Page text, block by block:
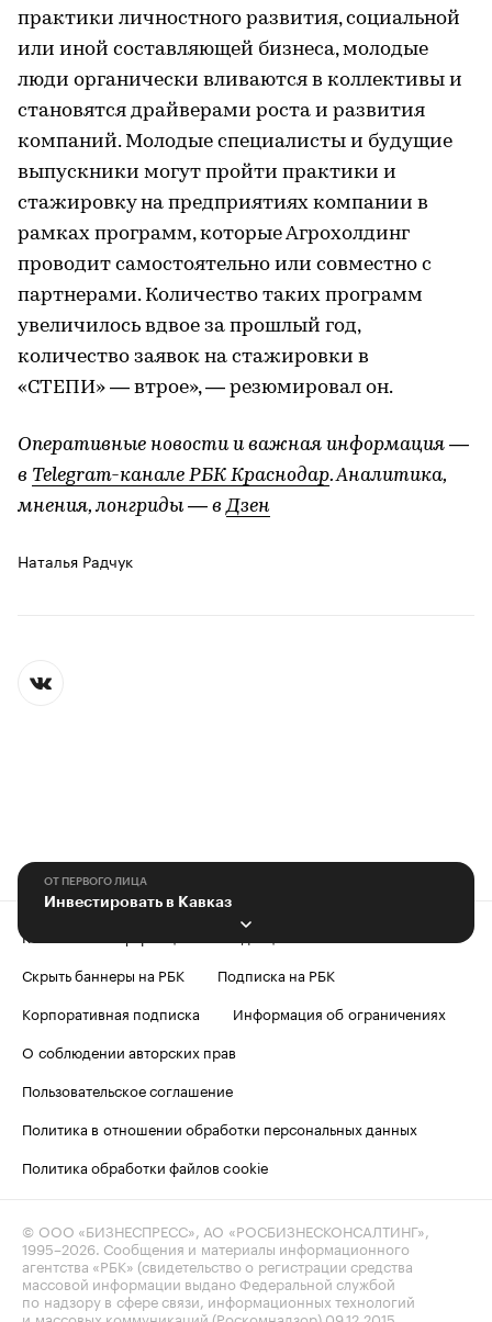
практики личностного развития, социальной
или иной составляющей бизнеса, молодые
люди органически вливаются в коллективы и
становятся драйверами роста и развития
компаний. Молодые специалисты и будущие
выпускники могут пройти практики и
стажировку на предприятиях компании в
рамках программ, которые Агрохолдинг
проводит самостоятельно или совместно с
партнерами. Количество таких программ
увеличилось вдвое за прошлый год,
количество заявок на стажировки в
«СТЕПИ» — втрое», — резюмировал он.
Оперативные новости и важная информация —
в Telegram-канале РБК Краснодар. Аналитика,
мнения, лонгриды — вДзен
Наталья Радчук
ОТ ПЕРВОГО ЛИЦА
Инвестировать в Кавказ
Контактная информация
Редакция
Скрыть баннеры на РБК
Подписка на РБК
Корпоративная подписка
Информация об ограничениях
О соблюдении авторских прав
Пользовательское соглашение
Политика в отношении обработки персональных данных
Политика обработки файлов cookie
© ООО «БИЗНЕСПРЕСС», АО «РОСБИЗНЕСКОНСАЛТИНГ»,
1995–2026 . Сообщения и материалы информационного
агентства «РБК» (свидетельство о регистрации средства
массовой информации выдано Федеральной службой
по надзору в сфере связи, информационных технологий
и массовых коммуникаций (Роскомнадзор) 09.12.2015